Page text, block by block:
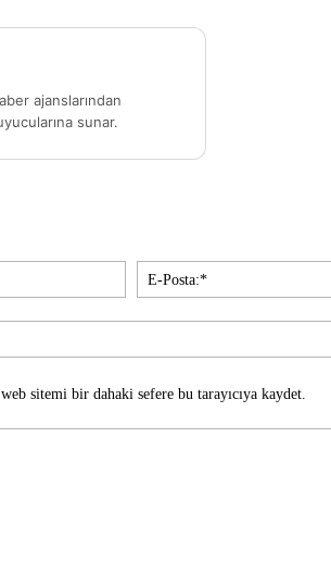
ajanslarından
sunar.
İsim:*
sitemi bir dahaki sefere bu tarayıcıya kaydet.